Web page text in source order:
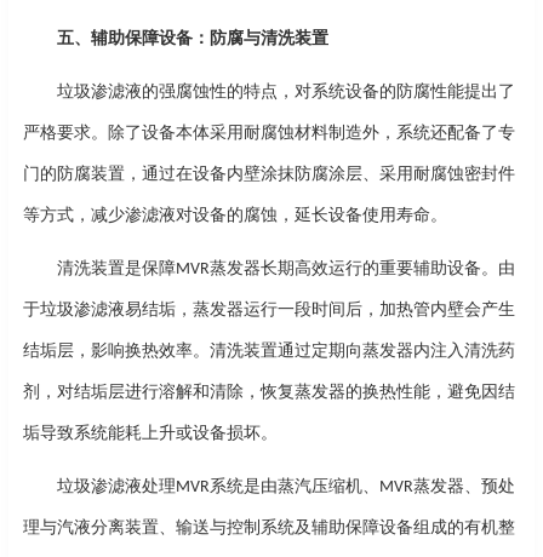
五、辅助保障设备：防腐与清洗装置
垃圾渗滤液的强腐蚀性的特点，对系统设备的防腐性能提出了
严格要求。除了设备本体采用耐腐蚀材料制造外，系统还配备了专
门的防腐装置，通过在设备内壁涂抹防腐涂层、采用耐腐蚀密封件
等方式，减少渗滤液对设备的腐蚀，延长设备使用寿命。
清洗装置是保障MVR蒸发器长期高效运行的重要辅助设备。由
于垃圾渗滤液易结垢，蒸发器运行一段时间后，加热管内壁会产生
结垢层，影响换热效率。清洗装置通过定期向蒸发器内注入清洗药
剂，对结垢层进行溶解和清除，恢复蒸发器的换热性能，避免因结
垢导致系统能耗上升或设备损坏。
垃圾渗滤液处理 MVR系统是由蒸汽压缩机、 MVR蒸发器、预处
理与汽液分离装置、输送与控制系统及辅助保障设备组成的有机整